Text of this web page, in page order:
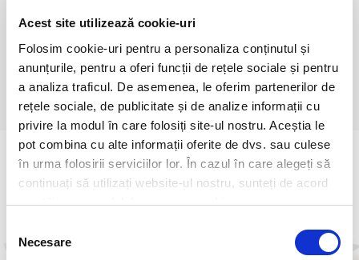
Acest site utilizează cookie-uri
Folosim cookie-uri pentru a personaliza conținutul și
anunțurile, pentru a oferi funcții de rețele sociale și pentru
a analiza traficul. De asemenea, le oferim partenerilor de
rețele sociale, de publicitate și de analize informații cu
privire la modul în care folosiți site-ul nostru. Aceștia le
pot combina cu alte informații oferite de dvs. sau culese
în urma folosirii serviciilor lor. În cazul în care alegeți să
continuați să utilizați website-ul nostru, sunteți de acord
cu utilizarea modulelor noastre cookie.
consimțământului
Necesare
MUȘTAR (apă, oțet, SEMINȚE DE MUȘTAR 13%,
extract de condimente).